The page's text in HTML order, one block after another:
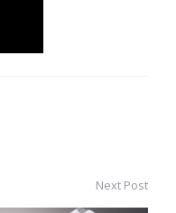
Next Post